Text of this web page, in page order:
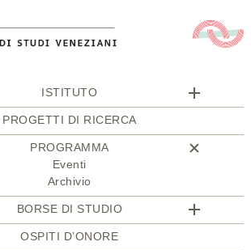
ISTITUTO
PROGETTI DI RICERCA
PROGRAMMA
Eventi
Archivio
BORSE DI STUDIO
OSPITI D’ONORE